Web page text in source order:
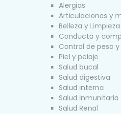
Alergias
Articulaciones y
Belleza y Limpieza
Conducta y
Control de peso
Piel y pelaje
Salud bucal
Salud digestiva
Salud interna
Salud Inmunitaria
Salud Renal